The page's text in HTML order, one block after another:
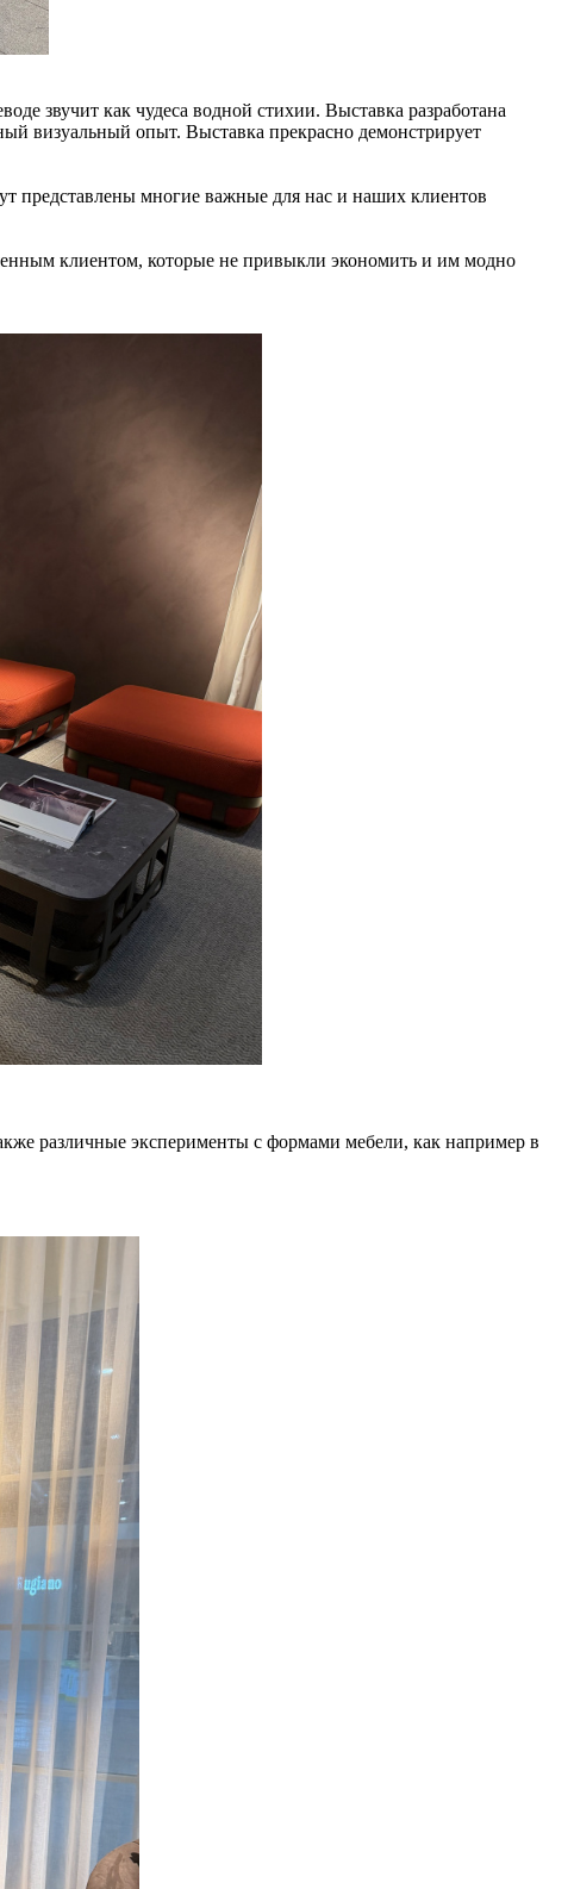
звучит как чудеса водной стихии. Выставка разработана
визуальный опыт. Выставка прекрасно демонстрирует
представлены многие важные для нас и наших клиентов
клиентом, которые не привыкли экономить и им модно
различные эксперименты с формами мебели, как например в